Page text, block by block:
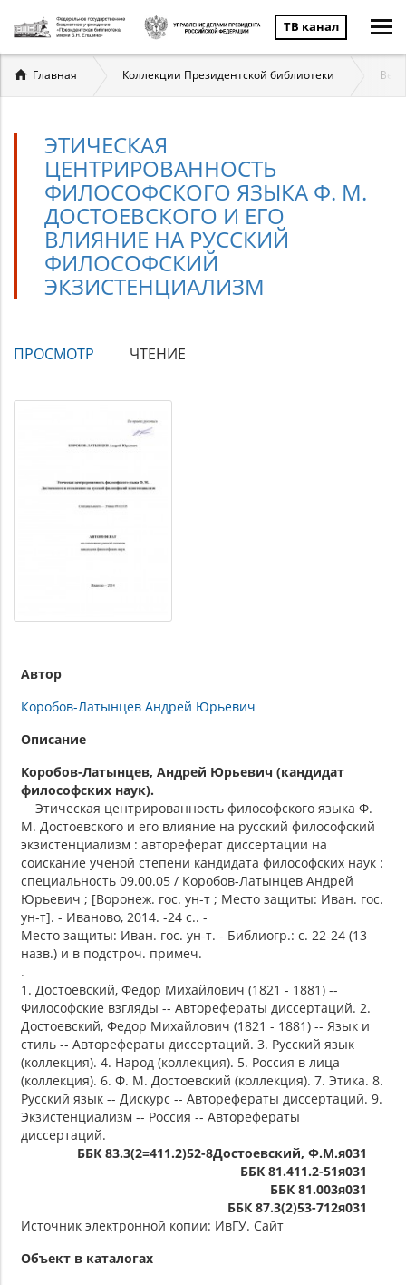
ТВ канал
Вы
здесь
Главная Коллекции Президентской библиотеки
ЭТИЧЕСКАЯ
ЦЕНТРИРОВАННОСТЬ
ФИЛОСОФСКОГО ЯЗЫКА Ф. М.
ДОСТОЕВСКОГО И ЕГО
ВЛИЯНИЕ НА РУССКИЙ
ФИЛОСОФСКИЙ
ЭКЗИСТЕНЦИАЛИЗМ
Главные
ПРОСМОТР (АКТИВНАЯ
ЧТЕНИЕ
Автор
Коробов-Латынцев Андрей Юрьевич
Описание
Коробов-Латынцев, Андрей Юрьевич (кандидат
философских наук).
Этическая центрированность философского языка Ф.
М. Достоевского и его влияние на русский философский
экзистенциализм : автореферат диссертации на
соискание ученой степени кандидата философских наук :
специальность 09.00.05 / Коробов-Латынцев Андрей
Юрьевич ; [Воронеж. гос. ун-т ; Место защиты: Иван. гос.
ун-т]. - Иваново, 2014. -24 с.. -
Место защиты: Иван. гос. ун-т. - Библиогр.: с. 22-24 (13
назв.) и в подстроч. примеч.
.
1. Достоевский, Федор Михайлович (1821 - 1881) --
Философские взгляды -- Авторефераты диссертаций. 2.
Достоевский, Федор Михайлович (1821 - 1881) -- Язык и
стиль -- Авторефераты диссертаций. 3. Русский язык
(коллекция). 4. Народ (коллекция). 5. Россия в лица
(коллекция). 6. Ф. М. Достоевский (коллекция). 7. Этика. 8.
Русский язык -- Дискурс -- Авторефераты диссертаций. 9.
Экзистенциализм -- Россия -- Авторефераты
диссертаций.
ББК 83.3(2=411.2)52-8Достоевский, Ф.М.я031
ББК 81.411.2-51я031
ББК 81.003я031
ББК 87.3(2)53-712я031
Источник электронной копии: ИвГУ. Сайт
Объект в каталогах